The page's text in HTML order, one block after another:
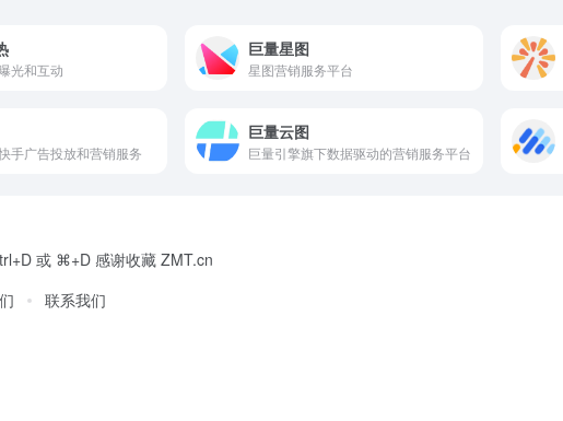
光和互动
巨量星图
星图营销服务平台
手广告投放和营销服务
巨量云图
巨量引擎旗下数据驱动的营销服务平台
或 ⌘+D 感谢收藏 ZMT.cn
联系我们